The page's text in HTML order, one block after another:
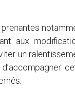
aux
un